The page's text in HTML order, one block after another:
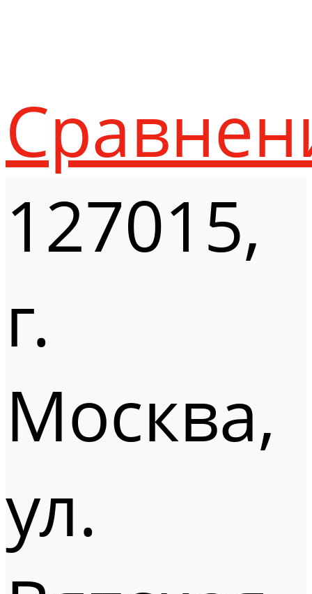
127015,
г.
Москва,
ул.